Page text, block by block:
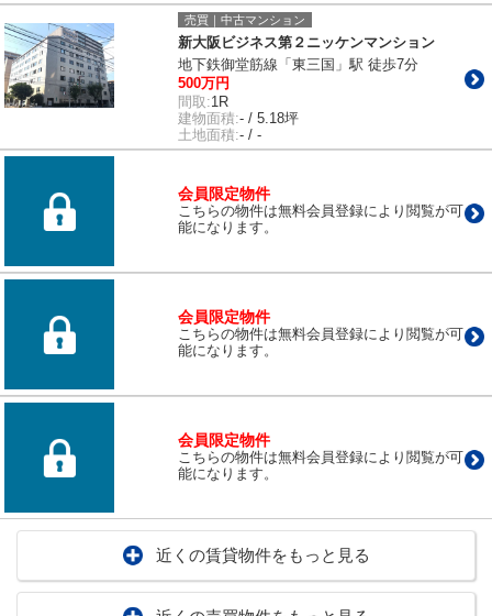
売買｜中古マンション
新大阪ビジネス第２ニッケンマンション
地下鉄御堂筋線「東三国」駅 徒歩7分
500万円
間取:1R
建物面積:- / 5.18坪
土地面積:- / -
会員限定物件
こちらの物件は無料会員登録により閲覧が可
能になります。
会員限定物件
こちらの物件は無料会員登録により閲覧が可
能になります。
会員限定物件
こちらの物件は無料会員登録により閲覧が可
能になります。
近くの賃貸物件をもっと見る